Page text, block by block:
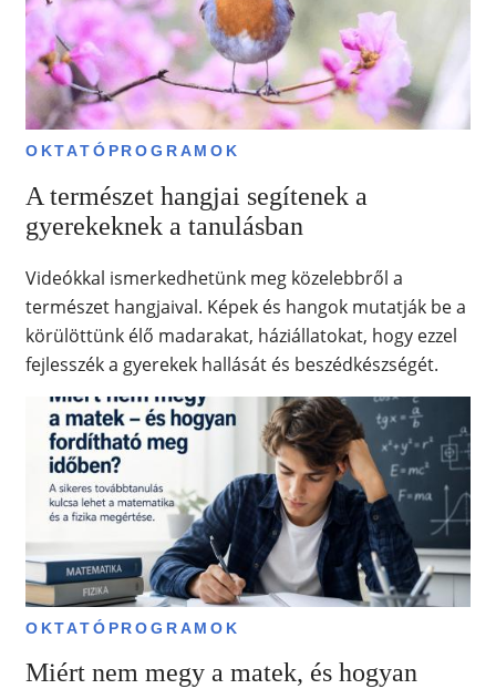
OKTATÓPROGRAMOK
A természet hangjai segítenek a
gyerekeknek a tanulásban
Videókkal ismerkedhetünk meg közelebbről a
természet hangjaival. Képek és hangok mutatják be a
körülöttünk élő madarakat, háziállatokat, hogy ezzel
fejlesszék a gyerekek hallását és beszédkészségét.
OKTATÓPROGRAMOK
Miért nem megy a matek, és hogyan